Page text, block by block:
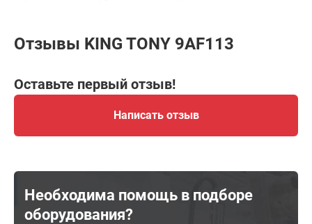
Отзывы KING TONY 9AF113
Оставьте первый отзыв!
Написать отзыв
Необходима помощь в подборе
оборудования?